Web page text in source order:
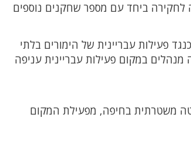
תושבת טירת כרמל בת 57 עוכבה לתחנה לחקירה ביחד עם מספר שחקנים נוספים
פעילות עבריינית של הימורים בלתי
במקום פעילות עבריינית עניפה
משטרתית בחיפה, מפעילת המקום